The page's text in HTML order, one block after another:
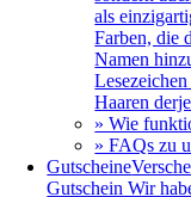
als
Farben, die
Namen
Haaren
» Wie
» FAQs zu
Gutscheine
Gutschein Wir